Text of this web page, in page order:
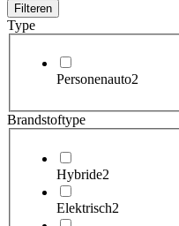
Filteren
Type
Personenauto2
Brandstoftype
Hybride2
Elektrisch2